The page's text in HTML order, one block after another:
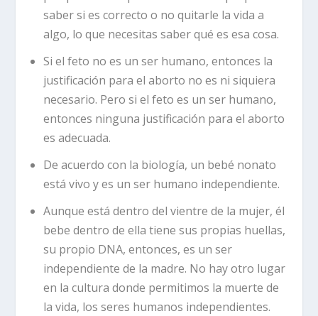
saber si es correcto o no quitarle la vida a
algo, lo que necesitas saber qué es esa cosa.
Si el feto no es un ser humano, entonces la
justificación para el aborto no es ni siquiera
necesario. Pero si el feto es un ser humano,
entonces ninguna justificación para el aborto
es adecuada.
De acuerdo con la biología, un bebé nonato
está vivo y es un ser humano independiente.
Aunque está dentro del vientre de la mujer, él
bebe dentro de ella tiene sus propias huellas,
su propio DNA, entonces, es un ser
independiente de la madre. No hay otro lugar
en la cultura donde permitimos la muerte de
la vida, los seres humanos independientes.